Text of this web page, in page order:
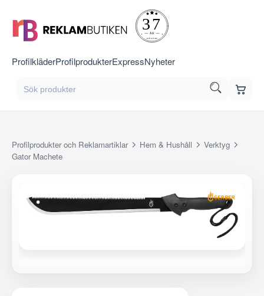
ProfilkläderProfilprodukterExpressNyheter
Profilprodukter och Reklamartiklar Hem & Hushåll
Verktyg
Gator Machete